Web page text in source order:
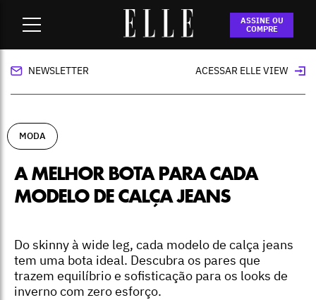
ASSINE OU
COMPRE
A melhor bota para cada modelo de calça
jeans
NEWSLETTER ACESSAR ELLE VIEW
MODA
A MELHOR BOTA PARA CADA
MODELO DE CALÇA JEANS
Do skinny à wide leg, cada modelo de calça jeans
tem uma bota ideal. Descubra os pares que
trazem equilíbrio e sofisticação para os looks de
inverno com zero esforço.